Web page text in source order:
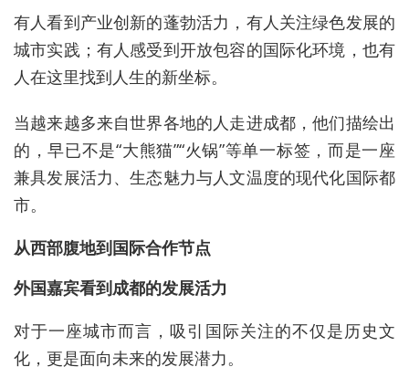
有人看到产业创新的蓬勃活力，有人关注绿色发展的
城市实践；有人感受到开放包容的国际化环境，也有
人在这里找到人生的新坐标。
当越来越多来自世界各地的人走进成都，他们描绘出
的，早已不是“大熊猫”“火锅”等单一标签，而是一座
兼具发展活力、生态魅力与人文温度的现代化国际都
市。
从西部腹地到国际合作节点
外国嘉宾看到成都的发展活力
对于一座城市而言，吸引国际关注的不仅是历史文
化，更是面向未来的发展潜力。